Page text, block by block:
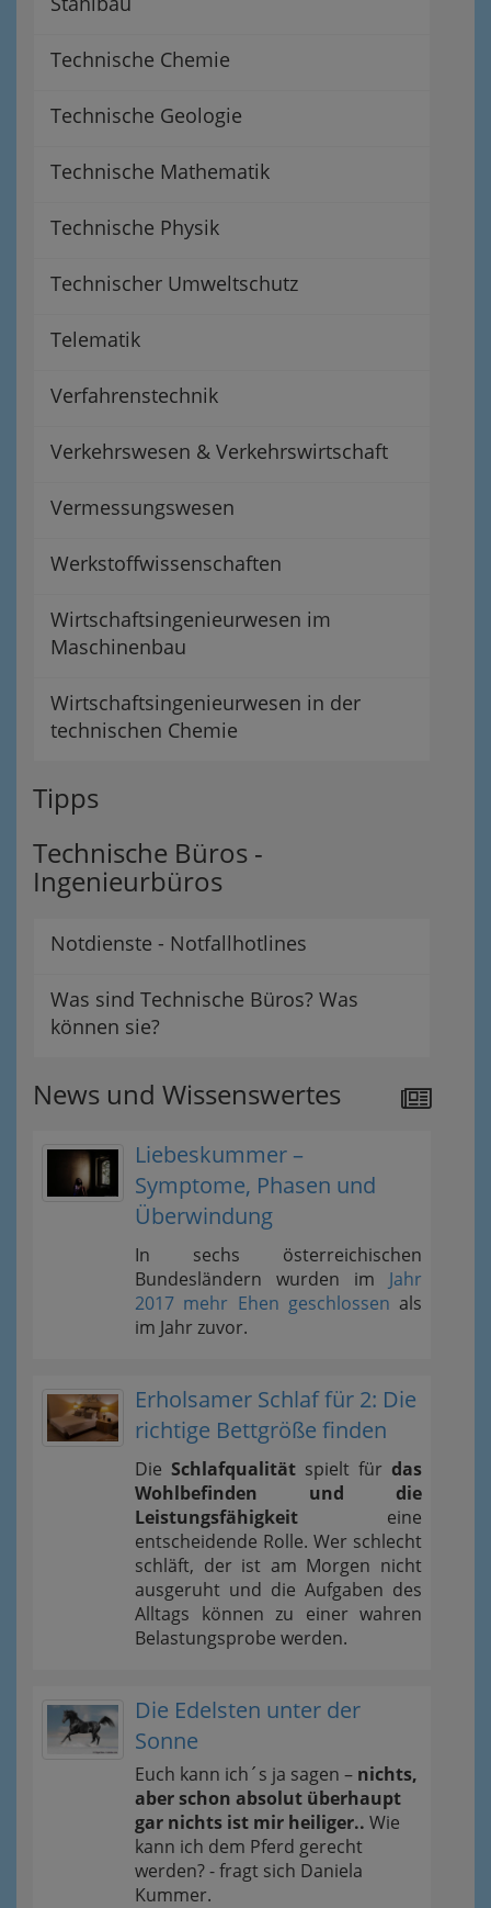
Technische Chemie
Technische Geologie
Technische Mathematik
Technische Physik
Technischer Umweltschutz
Telematik
Verfahrenstechnik
Verkehrswesen & Verkehrswirtschaft
Vermessungswesen
Werkstoffwissenschaften
Wirtschaftsingenieurwesen im
Maschinenbau
Wirtschaftsingenieurwesen in der
technischen Chemie
Tipps
Technische Büros -
Ingenieurbüros
Notdienste - Notfallhotlines
Was sind Technische Büros? Was
können sie?
News und Wissenswertes
Liebeskummer –
Symptome, Phasen und
Überwindung
In sechs österreichischen
Bundesländern wurden im Jahr
2017 mehr Ehen geschlossen als
im Jahr zuvor.
Erholsamer Schlaf für 2: Die
richtige Bettgröße finden
Die Schlafqualität spielt für das
Wohlbefinden und die
Leistungsfähigkeit eine
entscheidende Rolle. Wer schlecht
schläft, der ist am Morgen nicht
ausgeruht und die Aufgaben des
Alltags können zu einer wahren
Belastungsprobe werden.
Die Edelsten unter der
Sonne
Euch kann ich´s ja sagen – nichts,
aber schon absolut überhaupt
gar nichts ist mir heiliger.. Wie
kann ich dem Pferd gerecht
werden? - fragt sich Daniela
Kummer.